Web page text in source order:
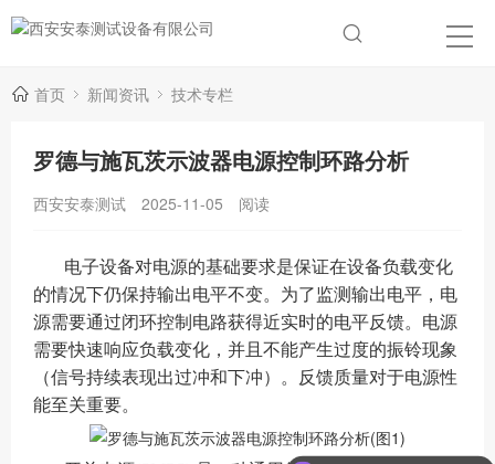
首页 新闻资讯 技术专栏
罗德与施瓦茨示波器电源控制环路分析
西安安泰测试 2025-11-05 阅读
电子设备对电源的基础要求是保证在设备负载变化
的情况下仍保持输出电平不变。为了监测输出电平，电
源需要通过闭环控制电路获得近实时的电平反馈。电源
需要快速响应负载变化，并且不能产生过度的振铃现象
（信号持续表现出过冲和下冲）。反馈质量对于电源性
能至关重要。